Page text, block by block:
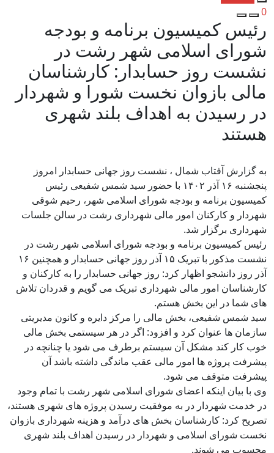
0
رئیس کمیسیون برنامه و بودجه
شورای اسلامی شهر رشت در
نشست روز حسابدار: کارشناسان
مالی بازوان نخست شورا و شهردار
در رسیدن به اهداف بلند شهری
هستند
به گزارش آفتاب شمال ، نشست روز جهانی حسابدار امروز
پنجشنبه ۱۶ آذر ۱۴۰۲ با حضور سید شمس شفیعی رئیس
کمیسیون برنامه و بودجه شورای اسلامی شهر، رحیم شوقی
شهردار و کارکنان امور مالی شهرداری رشت در سالن جلسات
شهرداری برگزار شد.
رئیس کمیسیون برنامه و بودجه شورای اسلامی شهر رشت در
نشست مذکور با تبریک ۱۵ آذر روز جهانی حسابدار و همچنین ۱۶
آذر روز دانشجو اظهار کرد: روز جهانی حسابدار را به کارکنان و
کارشناسان امور مالی شهرداری تبریک می گویم و قدردان تلاش
های شما در این بخش هستم.
سید شمس شفیعی، بخش مالی را مرکز دایره و کانون مدیریتی
سازمان ها عنوان کرد و افزود: اگر در هر سیستمی بخش مالی
خوب کار کند مشکل آن سیستم برطرف می شود یا چنانچه در
پیشرفت پروژه ها امور مالی عقب ماندگی داشته باشد آن
پیشرفت متوقف می شود.
وی با بیان اینکه اعضای شورای اسلامی شهر رشت با تمام وجود
در خدمت شهردار در به موفقیت رسیدن پروژه های شهری هستند،
تصریح کرد: کارشناسان بخش های درآمد و هزینه شهرداری بازوان
نخست شورای اسلامی و شهردار در رسیدن اهداف بلند شهری
محسوب می شوند.